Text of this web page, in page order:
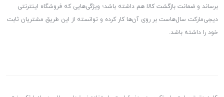
برساند و ضمانت بازگشت کالا هم داشته باشد؛ ویژگی‌هایی که فروشگاه اینترنتی
دیجی‌مارکت سال‌هاست بر روی آن‌ها کار کرده و توانسته از این طریق مشتریان ثابت
خود را داشته باشد.